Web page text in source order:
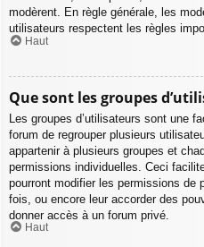
modèrent. En règle générale, les
utilisateurs respectent les règles
Haut
Que sont les groupes
Les groupes d’utilisateurs sont une
forum de regrouper plusieurs
appartenir à plusieurs groupes et
permissions individuelles. Ceci
pourront modifier les permissions de
fois, ou encore leur accorder des
donner accès à un forum privé.
Haut